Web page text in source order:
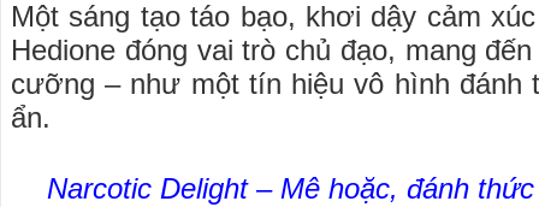
Một sáng tạo táo bạo, khơi dậy cảm
Hedione đóng vai trò chủ đạo, mang
cưỡng – như một tín hiệu vô hình đánh
ẩn.
Narcotic Delight – Mê hoặc, đánh